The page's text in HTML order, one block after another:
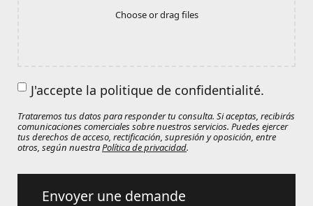
Choose or drag files
J'accepte la politique de confidentialité.
Trataremos tus datos para responder tu consulta. Si aceptas, recibirás
comunicaciones comerciales sobre nuestros servicios. Puedes ejercer
tus derechos de acceso, rectificación, supresión y oposición, entre
otros, según nuestraPolítica de privacidad.
Envoyer une demande